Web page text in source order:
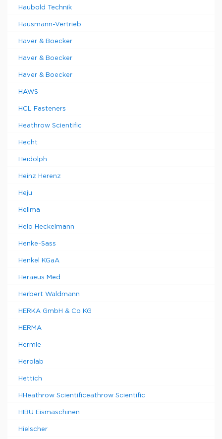
Haubold Technik
Hausmann-Vertrieb
Haver & Boecker
Haver & Boecker
Haver & Boecker
HAWS
HCL Fasteners
Heathrow Scientific
Hecht
Heidolph
Heinz Herenz
Heju
Hellma
Helo Heckelmann
Henke-Sass
Henkel KGaA
Heraeus Med
Herbert Waldmann
HERKA GmbH & Co KG
HERMA
Hermle
Herolab
Hettich
HHeathrow Scientificeathrow Scientific
HIBU Eismaschinen
Hielscher